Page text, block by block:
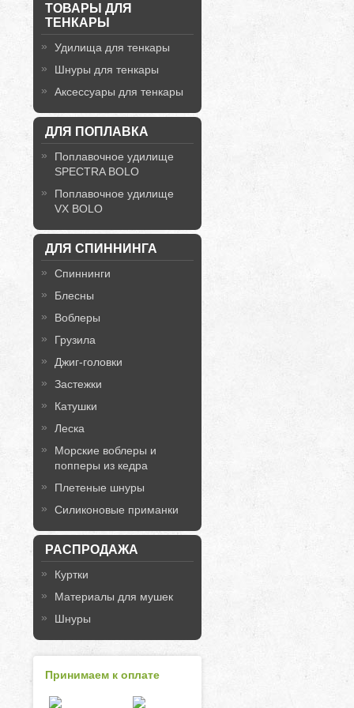
ТОВАРЫ ДЛЯ
ТЕНКАРЫ
Удилища для тенкары
Шнуры для тенкары
Аксессуары для тенкары
ДЛЯ ПОПЛАВКА
Поплавочное удилище
SPECTRA BOLO
Поплавочное удилище
VX BOLO
ДЛЯ СПИННИНГА
Спиннинги
Блесны
Воблеры
Грузила
Джиг-головки
Застежки
Катушки
Леска
Морские воблеры и
попперы из кедра
Плетеные шнуры
Силиконовые приманки
РАСПРОДАЖА
Куртки
Материалы для мушек
Шнуры
Принимаем к оплате